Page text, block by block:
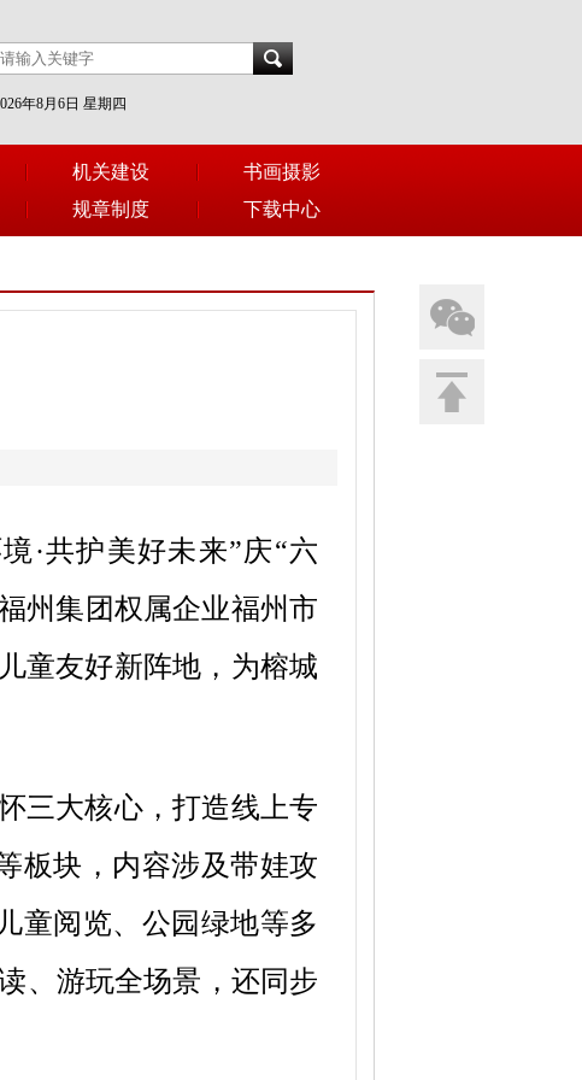
年8月6日 星期四
机关建设
书画摄影
规章制度 下载中心
·共护美好未来”庆“六
州集团权属企业福州市
童友好新阵地，为榕城
三大核心，打造线上专
板块，内容涉及带娃攻
童阅览、公园绿地等多
、游玩全场景，还同步